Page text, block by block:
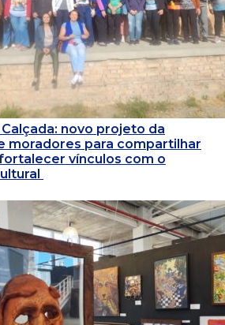
novo projeto da
moradores para compartilhar
vínculos com o